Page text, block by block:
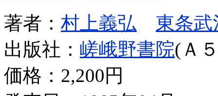
著者： 村上義弘
東条武
出版社： 嵯峨野書院(Ａ
価格： 2,200円